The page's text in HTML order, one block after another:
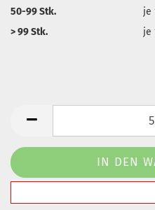
50-99 Stk.
je
> 99 Stk.
je